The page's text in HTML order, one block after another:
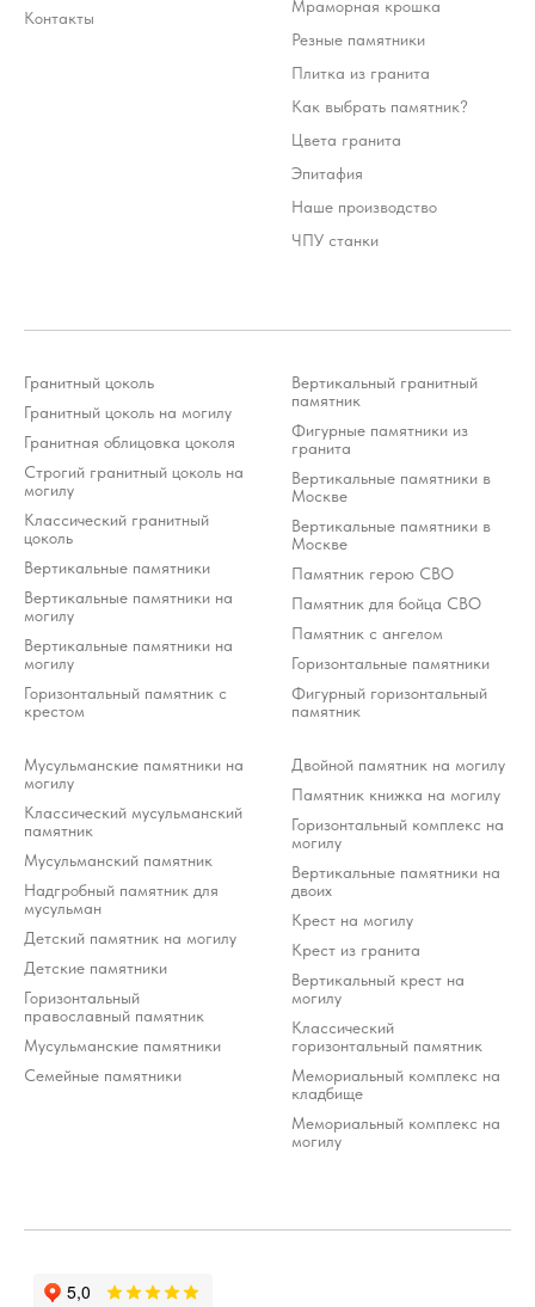
Контакты
Мраморная крошка
Резные памятники
Плитка из гранита
Как выбрать памятник?
Цвета гранита
Эпитафия
Наше производство
ЧПУ станки
Гранитный цоколь
Гранитный цоколь на могилу
Гранитная облицовка цоколя
Строгий гранитный цоколь на
могилу
Классический гранитный
цоколь
Вертикальные памятники
Вертикальные памятники на
могилу
Вертикальные памятники на
могилу
Горизонтальный памятник с
крестом
Вертикальный гранитный
памятник
Фигурные памятники из
гранита
Вертикальные памятники в
Москве
Вертикальные памятники в
Москве
Памятник герою СВО
Памятник для бойца СВО
Памятник с ангелом
Горизонтальные памятники
Фигурный горизонтальный
памятник
Мусульманские памятники на
могилу
Классический мусульманский
памятник
Мусульманский памятник
Надгробный памятник для
мусульман
Детский памятник на могилу
Детские памятники
Горизонтальный
православный памятник
Мусульманские памятники
Семейные памятники
Двойной памятник на могилу
Памятник книжка на могилу
Горизонтальный комплекс на
могилу
Вертикальные памятники на
двоих
Крест на могилу
Крест из гранита
Вертикальный крест на
могилу
Классический
горизонтальный памятник
Мемориальный комплекс на
кладбище
Мемориальный комплекс на
могилу
Политика конфиденциальности
© 2012-2026 ООО «Гранит-Монумент»